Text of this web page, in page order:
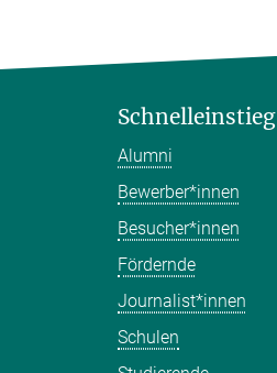
Schnelleinstieg
Alumni
Bewerber*innen
Besucher*innen
Fördernde
Journalist*innen
Schulen